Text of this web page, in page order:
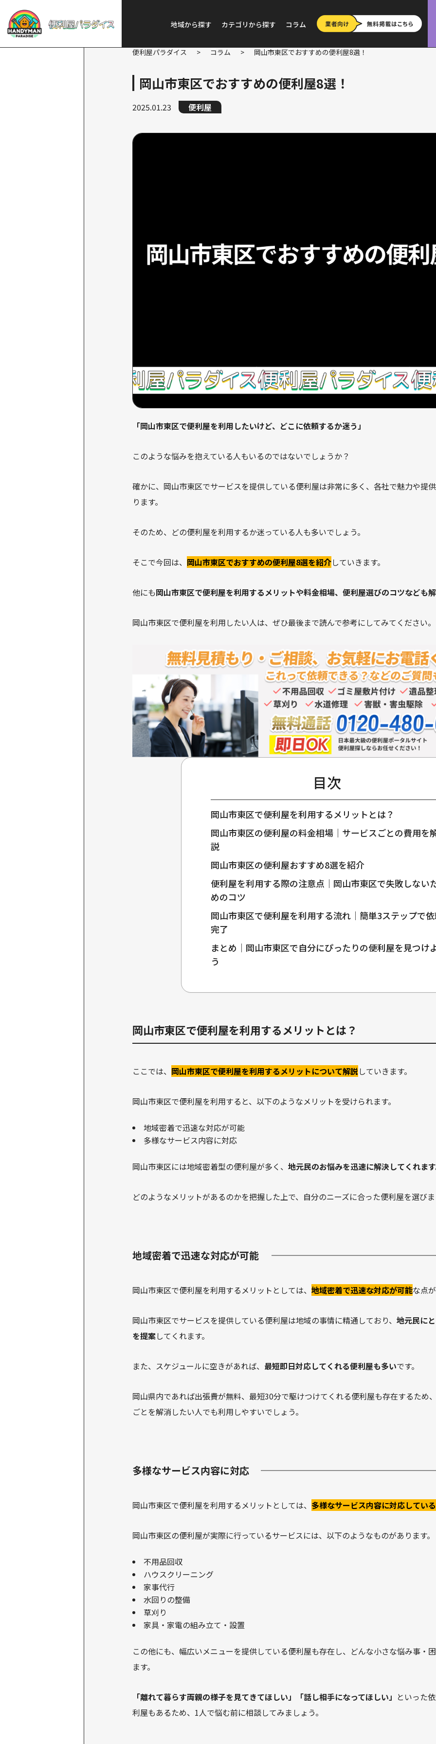
地域から探す カテゴリから探す コラム
便利屋パラダイス > コラム > 岡山市東区でおすすめの便利屋8選！
岡山市東区でおすすめの便利屋8選！
2025.01.23 便利屋
「岡山市東区で便利屋を利用したいけど、どこに依頼するか迷う」
このような悩みを抱えている人もいるのではないでしょうか？
確かに、岡山市東区でサービスを提供している便利屋は非常に多く、各社で魅力や提
ります。
そのため、どの便利屋を利用するか迷っている人も多いでしょう。
そこで今回は、 岡山市東区でおすすめの便利屋8選を紹介していきます。
他にも岡山市東区で便利屋を利用するメリットや料金相場、便利屋選びのコツなども
岡山市東区で便利屋を利用したい人は、ぜひ最後まで読んで参考にしてみてください。
目次
岡山市東区で便利屋を利用するメリットとは？
岡山市東区の便利屋の料金相場｜サービスごとの費用を
説
岡山市東区の便利屋おすすめ8選を紹介
便利屋を利用する際の注意点｜岡山市東区で失敗しない
めのコツ
岡山市東区で便利屋を利用する流れ｜簡単3ステップで
完了
まとめ｜岡山市東区で自分にぴったりの便利屋を見つけ
う
岡山市東区で便利屋を利用するメリットとは？
ここでは、 岡山市東区で便利屋を利用するメリットについて解説していきます。
岡山市東区で便利屋を利用すると、以下のようなメリットを受けられます。
地域密着で迅速な対応が可能
多様なサービス内容に対応
岡山市東区には地域密着型の便利屋が多く、 地元民のお悩みを迅速に解決してくれま
どのようなメリットがあるのかを把握した上で、自分のニーズに合った便利屋を選び
地域密着で迅速な対応が可能
岡山市東区で便利屋を利用するメリットとしては、 地域密着で迅速な対応が可能な点
岡山市東区でサービスを提供している便利屋は地域の事情に精通しており、 地元民に
を提案してくれます。
また、スケジュールに空きがあれば、 最短即日対応してくれる便利屋も多いです。
岡山県内であれば出張費が無料、最短30分で駆けつけてくれる便利屋も存在するため
ごとを解消したい人でも利用しやすいでしょう。
多様なサービス内容に対応
岡山市東区で便利屋を利用するメリットとしては、 多様なサービス内容に対応している
岡山市東区の便利屋が実際に行っているサービスには、以下のようなものがあります。
不用品回収
ハウスクリーニング
家事代行
水回りの整備
草刈り
家具・家電の組み立て・設置
この他にも、幅広いメニューを提供している便利屋も存在し、どんな小さな悩み事・
ます。
「離れて暮らす両親の様子を見てきてほしい」「話し相手になってほしい」 といった
利屋もあるため、1人で悩む前に相談してみましょう。